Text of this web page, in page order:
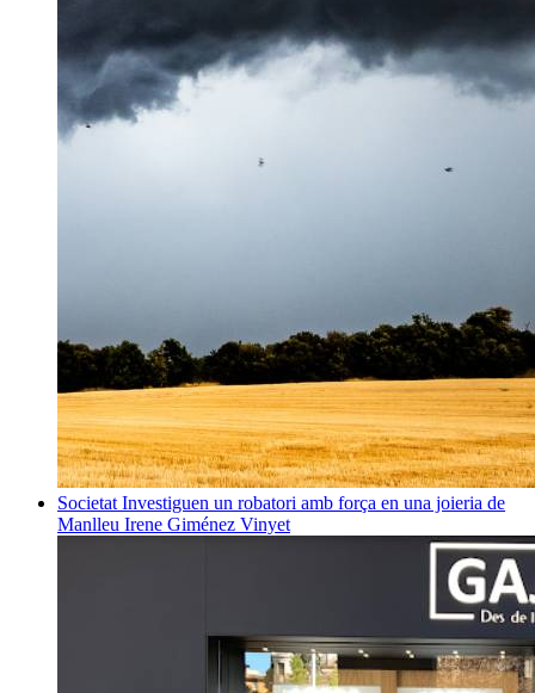
Societat Investiguen un robatori amb força en una joieria de
Manlleu Irene Giménez Vinyet